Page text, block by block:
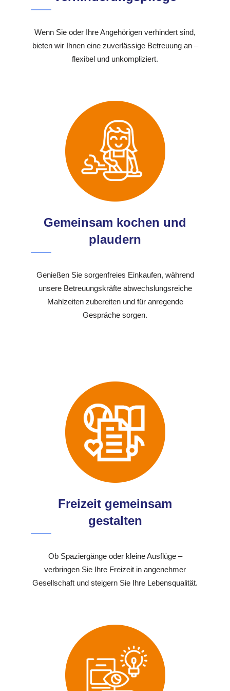
Wenn Sie oder Ihre Angehörigen verhindert sind,
bieten wir Ihnen eine zuverlässige Betreuung an –
flexibel und unkompliziert.
Gemeinsam kochen und
plaudern
Genießen Sie sorgenfreies Einkaufen, während
unsere Betreuungskräfte abwechslungsreiche
Mahlzeiten zubereiten und für anregende
Gespräche sorgen.
Freizeit gemeinsam
gestalten
Ob Spaziergänge oder kleine Ausflüge –
verbringen Sie Ihre Freizeit in angenehmer
Gesellschaft und steigern Sie Ihre Lebensqualität.